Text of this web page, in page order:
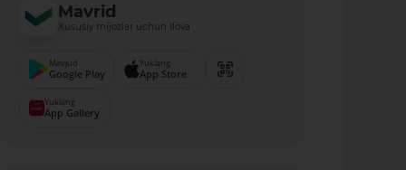
Mavrid
Xususiy mijozlar uchun ilova
Mavjud
Google Play
Yuklang
App Store
Yuklang
App Gallery